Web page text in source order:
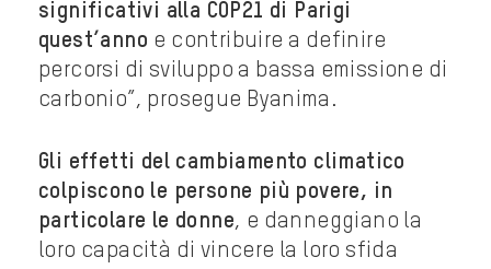
significativi alla COP21 di Parigi
quest’anno e contribuire a definire
percorsi di sviluppo a bassa emissione di
carbonio”, prosegue Byanima.
Gli effetti del cambiamento climatico
colpiscono le persone più povere, in
particolare le donne, e danneggiano la
loro capacità di vincere la loro sfida